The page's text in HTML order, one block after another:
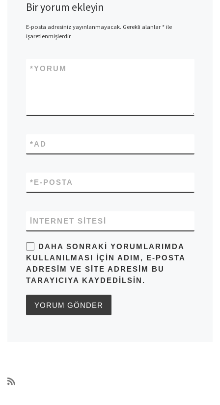
Bir yorum ekleyin
E-posta adresiniz yayınlanmayacak. Gerekli alanlar*ile
işaretlenmişlerdir
YORUM
*
AD
*
E-POSTA
*
İNTERNET SITESI
DAHA SONRAKI YORUMLARIMDA
KULLANILMASI IÇIN ADIM, E-POSTA
ADRESIM VE SITE ADRESIM BU
TARAYICIYA KAYDEDILSIN.